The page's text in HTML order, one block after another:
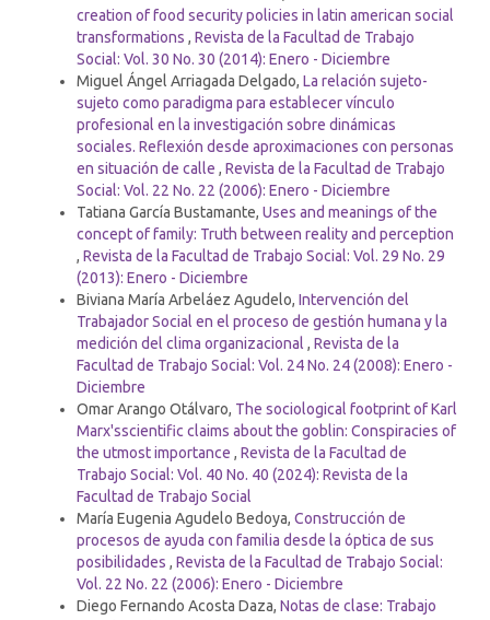
creation of food security policies in latin american social
transformations , Revista de la Facultad de Trabajo
Social: Vol. 30 No. 30 (2014): Enero - Diciembre
Miguel Ángel Arriagada Delgado, La relación sujeto-
sujeto como paradigma para establecer vínculo
profesional en la investigación sobre dinámicas
sociales. Reflexión desde aproximaciones con personas
en situación de calle , Revista de la Facultad de Trabajo
Social: Vol. 22 No. 22 (2006): Enero - Diciembre
Tatiana García Bustamante, Uses and meanings of the
concept of family: Truth between reality and perception
, Revista de la Facultad de Trabajo Social: Vol. 29 No. 29
(2013): Enero - Diciembre
Biviana María Arbeláez Agudelo, Intervención del
Trabajador Social en el proceso de gestión humana y la
medición del clima organizacional , Revista de la
Facultad de Trabajo Social: Vol. 24 No. 24 (2008): Enero -
Diciembre
Omar Arango Otálvaro, The sociological footprint of Karl
Marx'sscientific claims about the goblin: Conspiracies of
the utmost importance , Revista de la Facultad de
Trabajo Social: Vol. 40 No. 40 (2024): Revista de la
Facultad de Trabajo Social
María Eugenia Agudelo Bedoya, Construcción de
procesos de ayuda con familia desde la óptica de sus
posibilidades , Revista de la Facultad de Trabajo Social:
Vol. 22 No. 22 (2006): Enero - Diciembre
Diego Fernando Acosta Daza, Notas de clase: Trabajo